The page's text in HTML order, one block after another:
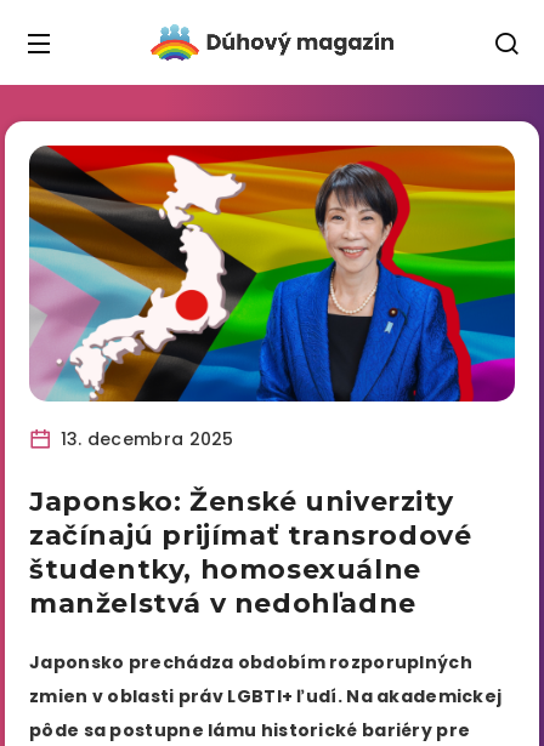
13. decembra 2025
Japonsko: Ženské univerzity
začínajú prijímať transrodové
študentky, homosexuálne
manželstvá v nedohľadne
Japonsko prechádza obdobím rozporuplných
zmien v oblasti práv LGBTI+ ľudí. Na akademickej
pôde sa postupne lámu historické bariéry pre